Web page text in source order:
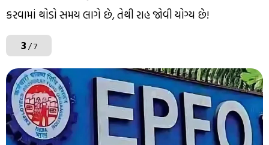
કરવામાં થોડો સમય લાગે છે, તેથી રાહ જોવી યોગ્ય છે!
3/ 7